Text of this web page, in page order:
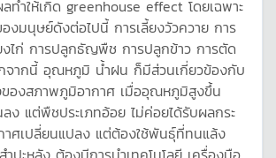
ทำให้เกิด greenhouse effect โดยเฉพาะ
งมนุษย์ดังต่อไปนี้ การเลี้ยงวัวควาย การ
งไก่ การปลูกธัญพืช การปลูกข้าว การตัด
จากนี้ อุณหภูมิ น้ำฝน ก็มีส่วนเกี่ยวข้องกับ
ของสภาพภูมิอากาศ เมื่ออุณหภูมิสูงขึ้น
ง แต่พืชประเภทอ้อย ไม่ค่อยได้รับผลกระ
าศเปลี่ยนแปลง แต่ต้องใช้พันธุ์ที่ทนแล้ง